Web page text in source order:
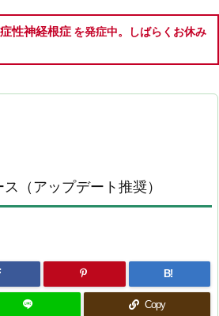

検索
性神経根症 を発症中。しばらくお休み
（アップデート推奨）
B!
Copy